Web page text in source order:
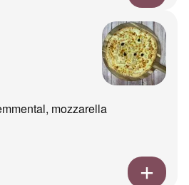
mozzarella